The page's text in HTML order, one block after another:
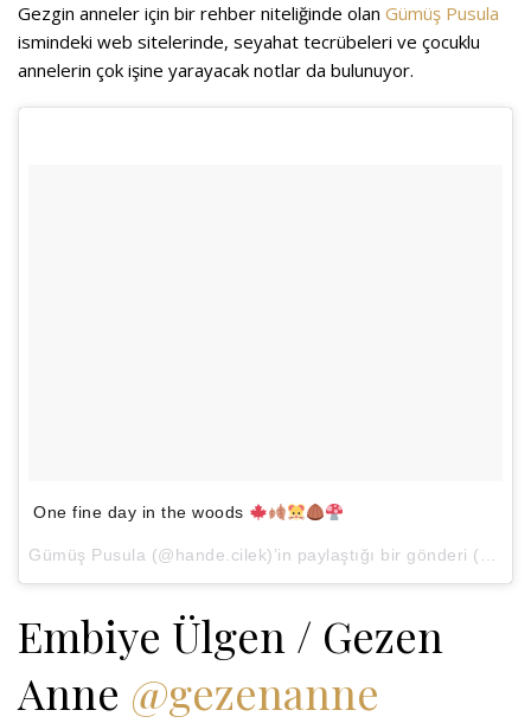
Gezgin anneler için bir rehber niteliğinde olan Gümüş Pusula
ismindeki web sitelerinde, seyahat tecrübeleri ve çocuklu
annelerin çok işine yarayacak notlar da bulunuyor.
One fine day in the woods
Gümüş Pusula (@hande.cilek)’in paylaştığı bir gönderi ( Kas
Embiye Ülgen / Gezen
Anne @gezenanne